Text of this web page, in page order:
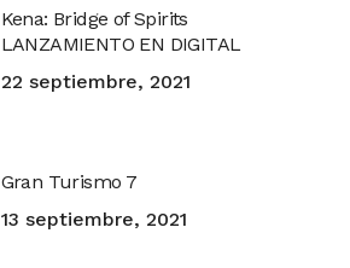
Kena: Bridge of Spirits
LANZAMIENTO EN DIGITAL
22 septiembre, 2021
Gran Turismo 7
13 septiembre, 2021